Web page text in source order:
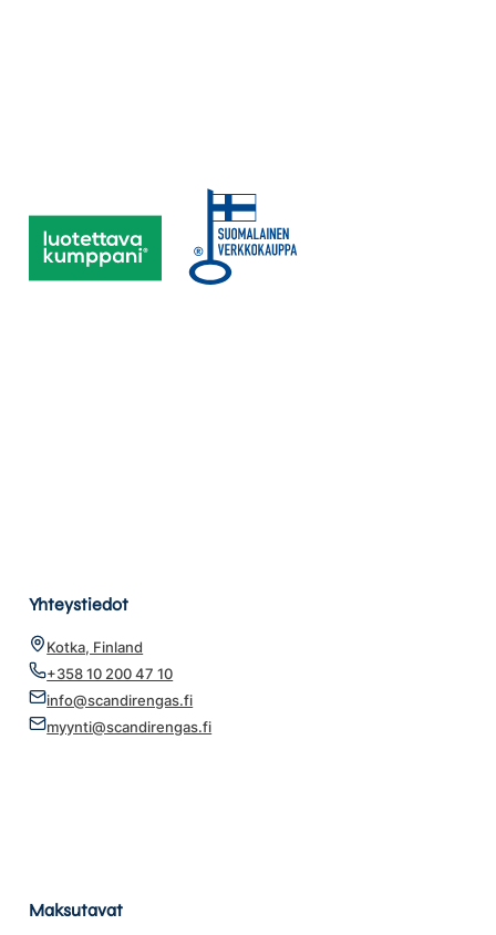
Yhteystiedot
Kotka, Finland
+358 10 200 47 10
info@scandirengas.fi
myynti@scandirengas.fi
Maksutavat